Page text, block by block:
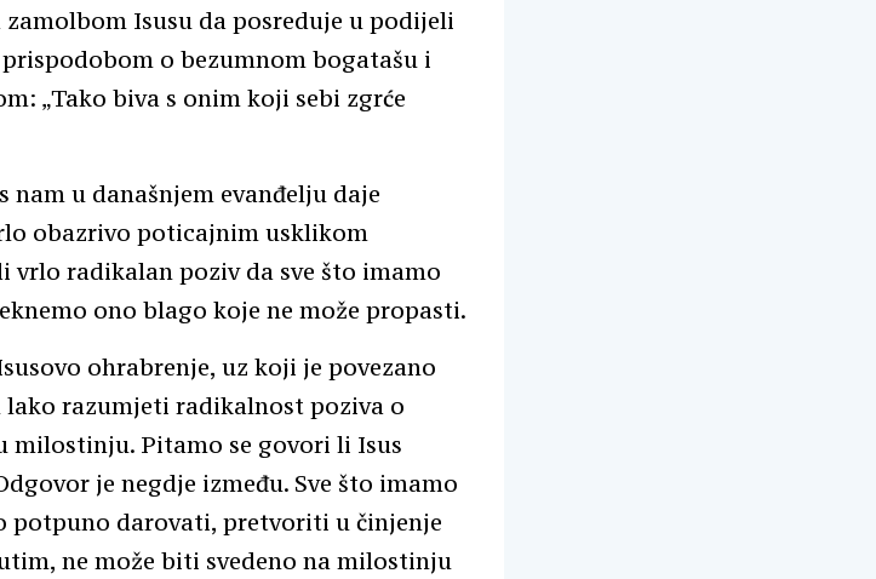
Isusu da posreduje u podijeli
o bezumnom bogatašu i
„Tako biva s onim koji sebi zgrće
nam u današnjem evanđelju daje
obazrivo poticajnim usklikom
vrlo radikalan poziv da sve što imamo
ono blago koje ne može propasti.
ohrabrenje, uz koji je povezano
lako razumjeti radikalnost poziva o
milostinju. Pitamo se govori li Isus
je negdje između. Sve što imamo
potpuno darovati, pretvoriti u činjenje
ne može biti svedeno na milostinju